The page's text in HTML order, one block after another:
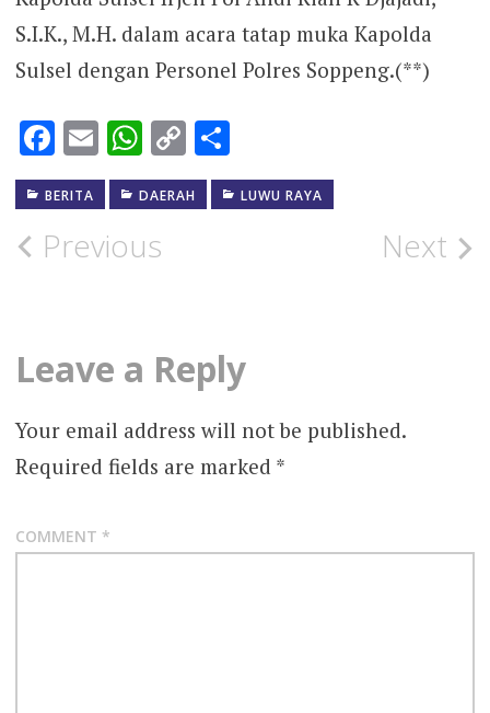
S.I.K., M.H. dalam acara tatap muka Kapolda
Sulsel dengan Personel Polres Soppeng.(**)
Facebook
EmailWhatsApp
Copy
Link
Share
BERITA DAERAH LUWU RAYA
Post
Previous Next
Leave a Reply
Your email address will not be published.
Required fields are marked *
COMMENT *